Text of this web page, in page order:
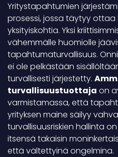
Yritystapahtumien
prosessi, jossa täytyy ottaa
yksityiskohtia. Yksi
vähemmälle huomiolle
tapahtumaturvallisuus.
ei ole pelkästään
turvallisesti järjestetty.
turvallisuustuottaja on
varmistamassa, että
yrityksen maine säilyy
turvallisuusriskien hallinta
itsensä takaisin
että vältettyinä ongelmina.